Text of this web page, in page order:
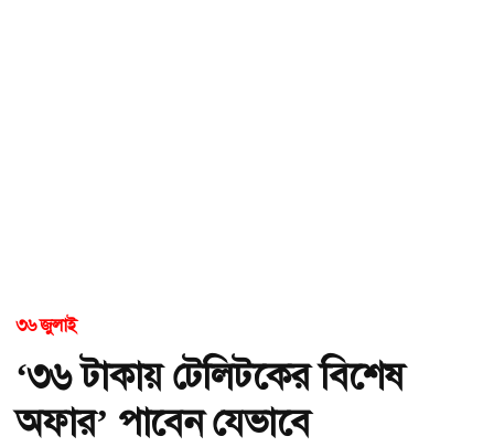
৩৬ জুলাই
‘৩৬ টাকায় টেলিটকের বিশেষ
অফার’ পাবেন যেভাবে